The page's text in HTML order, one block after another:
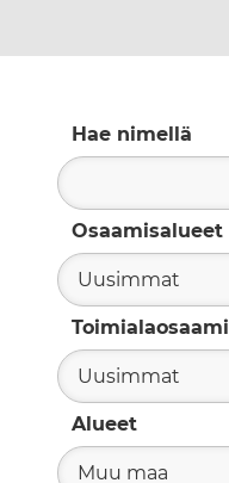
Hae nimellä
Osaamisalueet
Uusimmat
Uusimmat
Alueet
Muu maa